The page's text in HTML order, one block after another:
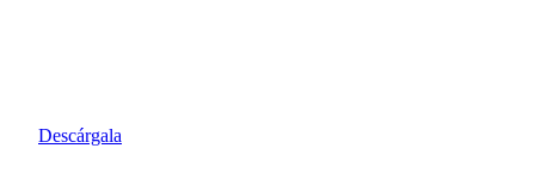
Descárgala